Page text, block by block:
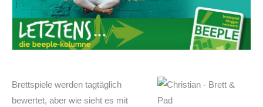
Brettspiele werden tagtäglich
bewertet, aber wie sieht es mit